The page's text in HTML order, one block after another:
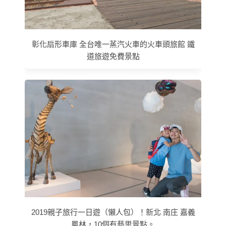
彰化扇形車庫 全台唯一蒸汽火車的火車頭旅館 鐵
道旅遊免費景點
2019親子旅行一日遊（懶人包）！新北 南庄 嘉義
鳳林，10個有藝思景點。